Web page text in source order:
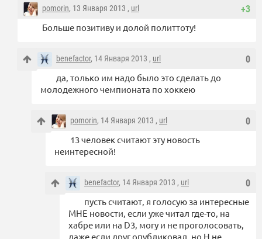
+3
pomorin, 13 Января 2013 , url
Больше позитиву и долой политтоту!
0
benefactor, 14 Января 2013 , url
да, только им надо было это сделать до
молодежного чемпионата по хоккею
0
pomorin, 14 Января 2013 , url
13 человек считают эту новость
неинтересной!
0
benefactor, 14 Января 2013 , url
пусть считают, я голосую за интересные
МНЕ новости, если уже читал где-то, на
хабре или на D3, могу и не проголосовать,
даже если друг опубликовал, но Н не